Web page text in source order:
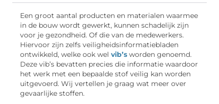
Een groot aantal producten en materialen waarmee
in de bouw wordt gewerkt, kunnen schadelijk zijn
voor je gezondheid. Of die van de medewerkers.
Hiervoor zijn zelfs veiligheidsinformatiebladen
ontwikkeld, welke ook wel vib’s worden genoemd.
Deze vib’s bevatten precies die informatie waardoor
het werk met een bepaalde stof veilig kan worden
uitgevoerd. Wij vertellen je graag wat meer over
gevaarlijke stoffen.